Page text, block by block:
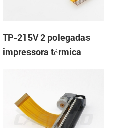
TP-215V 2 polegadas
impressora térmica